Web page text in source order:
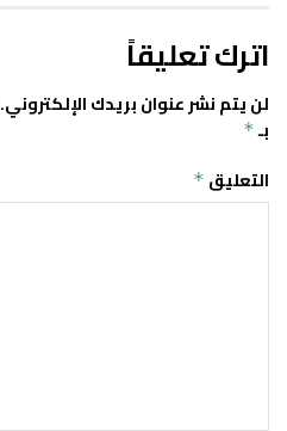
اترك تعليقاً
لن يتم نشر عنوان بريدك الإلكتروني.
بـ *
التعليق *